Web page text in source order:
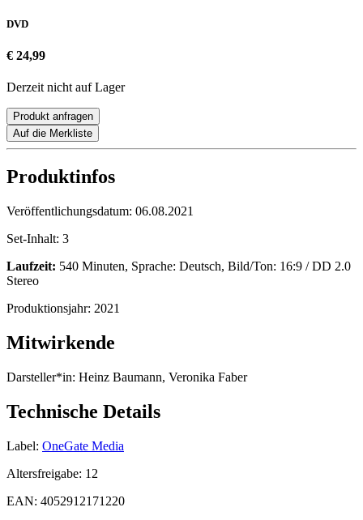
DVD
€ 24,99
Derzeit nicht auf Lager
Produkt anfragen
Auf die Merkliste
Produktinfos
Veröffentlichungsdatum: 06.08.2021
Set-Inhalt: 3
Laufzeit: 540 Minuten, Sprache: Deutsch, Bild/Ton: 16:9 / DD 2.0
Stereo
Produktionsjahr: 2021
Mitwirkende
Darsteller*in: Heinz Baumann, Veronika Faber
Technische Details
Label: OneGate Media
Altersfreigabe: 12
EAN: 4052912171220